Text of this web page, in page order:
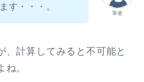
筆者
す・・・。
、計算してみると不可能と
ね。